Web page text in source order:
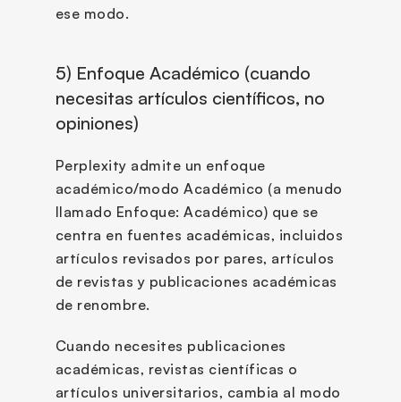
ese modo.
5) Enfoque Académico (cuando
necesitas artículos científicos, no
opiniones)
Perplexity admite un enfoque
académico/modo Académico (a menudo
llamado Enfoque: Académico) que se
centra en fuentes académicas, incluidos
artículos revisados por pares, artículos
de revistas y publicaciones académicas
de renombre.
Cuando necesites publicaciones
académicas, revistas científicas o
artículos universitarios, cambia al modo